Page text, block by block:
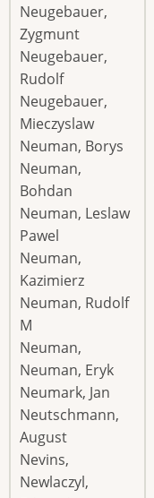
Neugebauer,
Zygmunt
Neugebauer,
Rudolf
Neugebauer,
Mieczyslaw
Neuman, Borys
Neuman,
Bohdan
Neuman, Leslaw
Pawel
Neuman,
Kazimierz
Neuman, Rudolf
M
Neuman,
Neuman, Eryk
Neumark, Jan
Neutschmann,
August
Nevins,
Newlaczyl,